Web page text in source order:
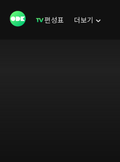
편성표 더보기